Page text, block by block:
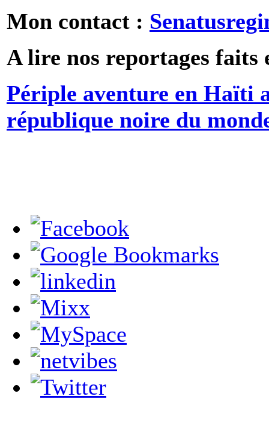
Mon contact :
A lire nos reportages faits
Périple aventure en Haïti
république noire du